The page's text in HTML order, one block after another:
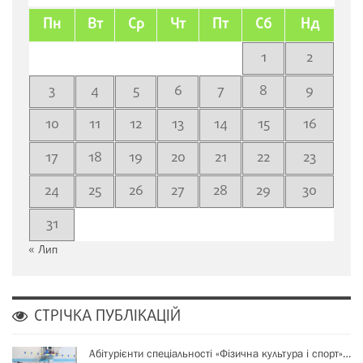
Пн Вт Ср Чт Пт Сб Нд
1
2
3
4 5 6 7 8
9
10
11 12 13 14 15
16
17
18 19 20 21 22
23
24
25 26 27 28 29
30
31
« Лип
СТРІЧКА ПУБЛІКАЦІЙ
Абітурієнти спеціальності «Фізична культура і спорт»…